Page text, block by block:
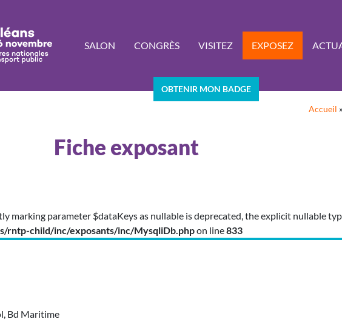
SALON CONGRÈS VISITEZ EXPOSEZ
OBTENIR MON BADGE
Accueil
Fiche exposant
marking parameter $dataKeys as nullable is deprecated, the explicit nullable
child/inc/exposants/inc/MysqliDb.phpon line833
Bd Maritime